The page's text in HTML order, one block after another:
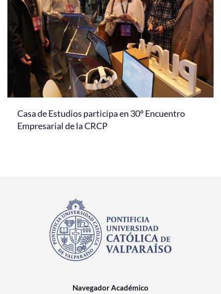
Casa de Estudios participa en 30° Encuentro
Empresarial de la CRCP
Navegador Académico